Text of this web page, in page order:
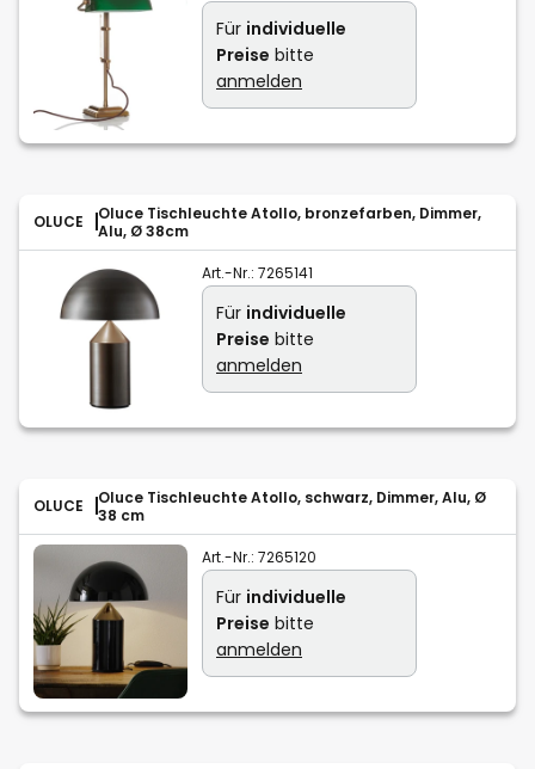
Für individuelle
Preise bitte
anmelden
OLUCE
Oluce Tischleuchte Atollo, bronzefarben, Dimmer,
Alu, Ø 38cm
Art.-Nr.: 7265141
Für individuelle
Preise bitte
anmelden
OLUCE
Oluce Tischleuchte Atollo, schwarz, Dimmer, Alu, Ø
38 cm
Art.-Nr.: 7265120
Für individuelle
Preise bitte
anmelden